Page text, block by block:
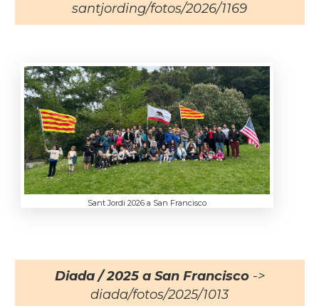
santjording/fotos/2026/1169
Sant Jordi 2026 a San Francisco
Diada / 2025 a San Francisco->
diada/fotos/2025/1013